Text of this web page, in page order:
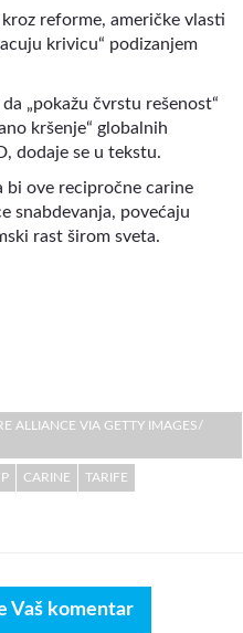
reforme, američke vlasti
krivicu“ podizanjem
„pokažu čvrstu rešenost“
kršenje“ globalnih
dodaje se u tekstu.
ove recipročne carine
snabdevanja, povećaju
rast širom sveta.
ALLIANCE VIA GETTY IMAGES/
CARINE TARIFE
Vaš komentar